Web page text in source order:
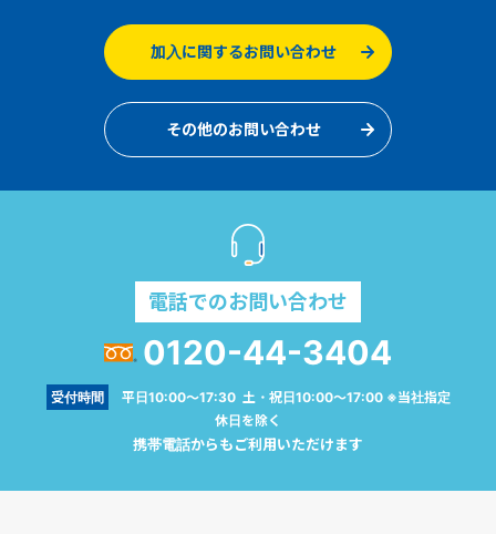
加入に関するお問い合わせ
その他のお問い合わせ
電話でのお問い合わせ
0120-44-3404
受付時間
平日10:00～17:30 土・祝日10:00～17:00 ※当社指定
休日を除く
携帯電話からもご利用いただけます